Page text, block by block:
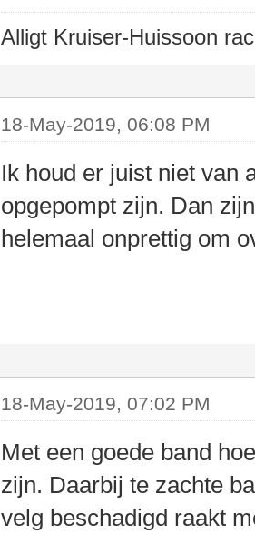
Alligt Kruiser-Huissoon
18-May-2019, 06:08 PM
Ik houd er juist niet van
opgepompt zijn. Dan
helemaal onprettig om
18-May-2019, 07:02 PM
Met een goede band
zijn. Daarbij te zachte
velg beschadigd raakt